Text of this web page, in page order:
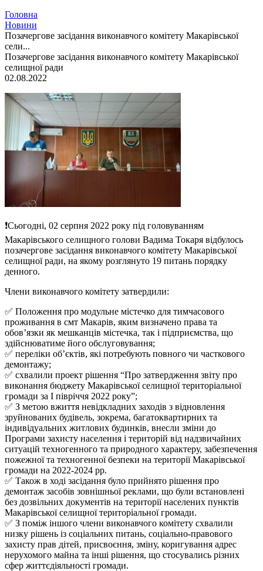
Головна
Новини
Позачергове засідання виконавчого комітету Макарівської
сели...
Позачергове засідання виконавчого комітету Макарівської
селищної ради
02.08.2022
❗️Сьогодні, 02 серпня 2022 року під головуванням
Макарівського селищного голови Вадима Токаря відбулось
позачергове засідання виконавчого комітету Макарівської
селищної ради, на якому розглянуто 19 питань порядку
денного.
Члени виконавчого комітету затвердили:
✅ Положення про модульне містечко для тимчасового
проживання в смт Макарів, яким визначено права та
обов’язки як мешканців містечка, так і підприємства, що
здійснюватиме його обслуговування;
✅ переліки об’єктів, які потребують повного чи часткового
демонтажу;
✅ схвалили проект рішення “Про затвердження звіту про
виконання бюджету Макарівської селищної територіальної
громади за І півріччя 2022 року”;
✅ З метою вжиття невідкладних заходів з відновлення
зруйнованих будівель, зокрема, багатоквартирних та
індивідуальних житлових будинків, внесли зміни до
Програми захисту населення і територій від надзвичайних
ситуацій техногенного та природного характеру, забезпечення
пожежної та техногенної безпеки на території Макарівської
громади на 2022-2024 рр.
✅ Також в ході засідання було прийнято рішення про
демонтаж засобів зовнішньої реклами, що були встановлені
без дозвільних документів на території населених пунктів
Макарівської селищної територіальної громади.
✅ З поміж іншого члени виконавчого комітету схвалили
низку рішень із соціальних питань, соціально-правового
захисту прав дітей, присвоєння, зміну, коригування адрес
нерухомого майна та інші рішення, що стосувались різних
сфер життєдіяльності громади.